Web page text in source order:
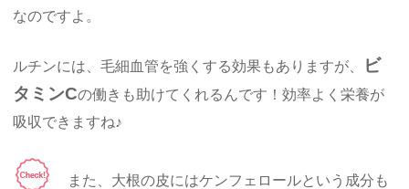
なのですよ。
ルチンには、毛細血管を強くする効果もありますが、
ビ
タミンCの働きも助けてくれるんです！効率よく栄養が
吸収できますね♪
また、大根の皮にはケンフェロールという成分も